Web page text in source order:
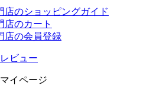
のショッピングガイド
のカート
店の会員登録
ビュー
イページ